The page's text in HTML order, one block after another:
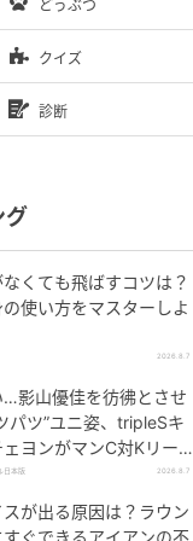
どうぶつ
クイズ
診断
グ
くても飛ばすコツは？
使い方をマスターしよ
2026.8.7
…影山優佳を彷彿とさせ
パツ”ユニ姿、tripleSキ
ェヨンがマンC対Kリーグ
場
日本版 2026.8.7
スが出る原因は？ラウン
すぐできるアイアンの不